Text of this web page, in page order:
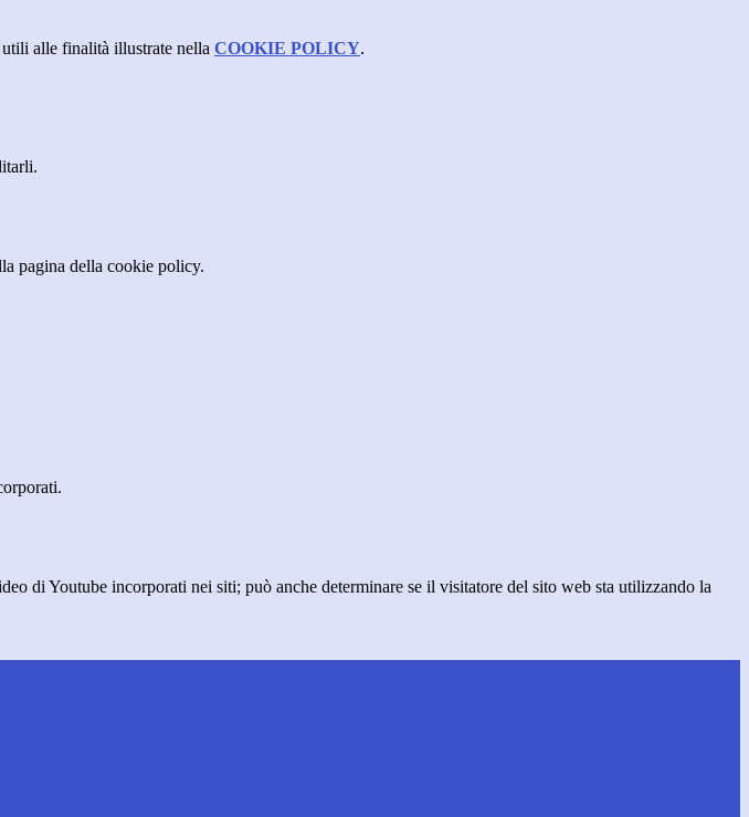
alle finalità illustrate nella COOKIE POLICY.
pagina della cookie policy.
di Youtube incorporati nei siti; può anche determinare se il visitatore del sito web sta utilizzando la